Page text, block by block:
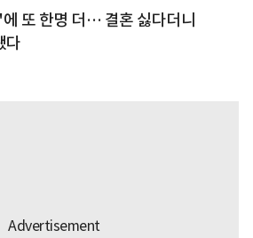
또 한명 더… 결혼 싫다더니
다